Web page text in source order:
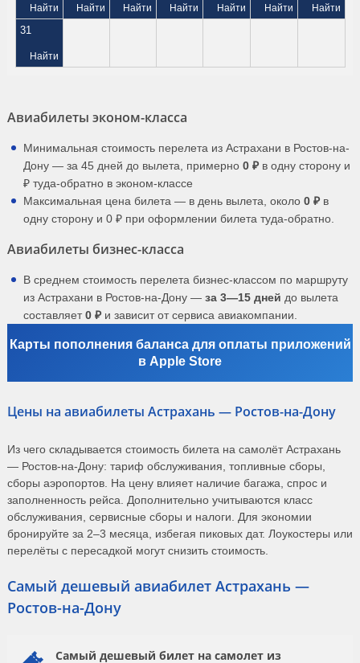
Найти Найти Найти Найти Найти Найти Найти
31
Найти
Авиабилеты эконом-класса
Минимальная стоимость перелета из Астрахани в Ростов-на-
Дону — за 45 дней до вылета, примерно 0 ₽ в одну сторону и
₽ туда-обратно в эконом-классе
Максимальная цена билета — в день вылета, около 0 ₽ в
одну сторону и 0 ₽ при оформлении билета туда-обратно.
Авиабилеты бизнес-класса
В среднем стоимость перелета бизнес-классом по маршруту
из Астрахани в Ростов-на-Дону — за 3—15 дней до вылета
составляет0 ₽ и зависит от сервиса авиакомпании.
Карты пополнения баланса для оплаты приложений
в Apple Store
Цены на авиабилеты Астрахань — Ростов-на-Дону
Из чего складывается стоимость билета на самолёт Астрахань
— Ростов-на-Дону: тариф обслуживания, топливные сборы,
сборы аэропортов. На цену влияет наличие багажа, спрос и
заполненность рейса. Дополнительно учитываются класс
обслуживания, сервисные сборы и налоги. Для экономии
бронируйте за 2–3 месяца, избегая пиковых дат. Лоукостеры или
перелёты с пересадкой могут снизить стоимость.
Самый дешевый авиабилет Астрахань —
Ростов-на-Дону
Самый дешевый билет на самолет из